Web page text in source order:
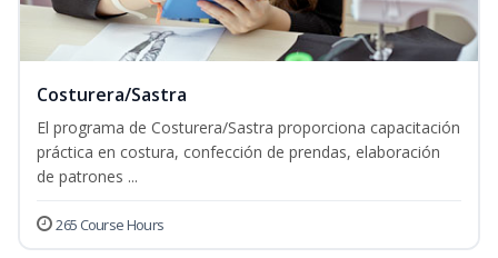
Costurera/Sastra
El programa de Costurera/Sastra proporciona capacitación
práctica en costura, confección de prendas, elaboración
de patrones ...
265 Course Hours